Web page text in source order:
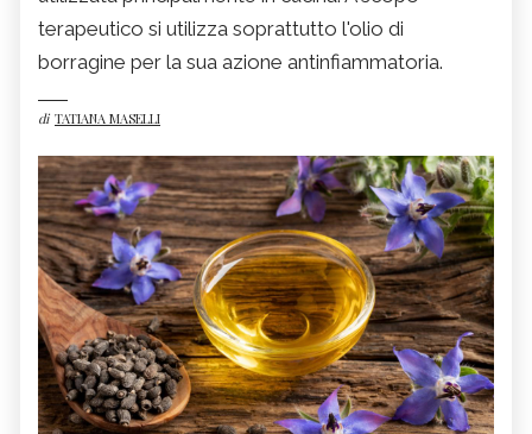
terapeutico si utilizza soprattutto l'olio di
borragine per la sua azione antinfiammatoria.
di TATIANA MASELLI